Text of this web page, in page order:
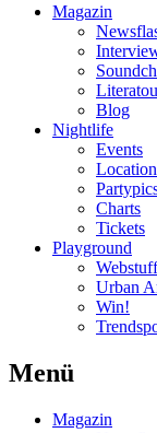
Magazin
Blog
Nightlife
Events
Charts
Tickets
Playground
Webstuff
Urban
Win!
Menü
Magazin